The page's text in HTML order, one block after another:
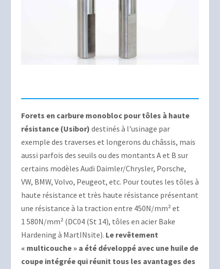
Forets en carbure monobloc pour tôles à haute
résistance (Usibor) destinés à l'usinage par
exemple des traverses et longerons du châssis, mais
aussi parfois des seuils ou des montants A et B sur
certains modèles Audi Daimler/Chrysler, Porsche,
VW, BMW, Volvo, Peugeot, etc. Pour toutes les tôles à
haute résistance et très haute résistance présentant
une résistance à la traction entre 450N/mm² et
1 580N/mm² (DC04 (St 14), tôles en acier Bake
Hardening à MartINsite). Le revêtement
« multicouche » a été développé avec une huile de
coupe intégrée qui réunit tous les avantages des